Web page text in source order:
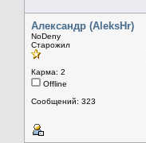
Александр (AleksHr)
NoDeny
Старожил
Карма: 2
Offline
Сообщений: 323